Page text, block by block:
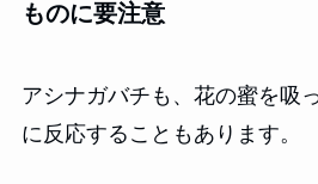
ものに要注意
アシナガバチも、花の蜜を吸
に反応することもあります。